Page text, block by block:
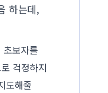
하는데,
초보자를
걱정하지
도해줄